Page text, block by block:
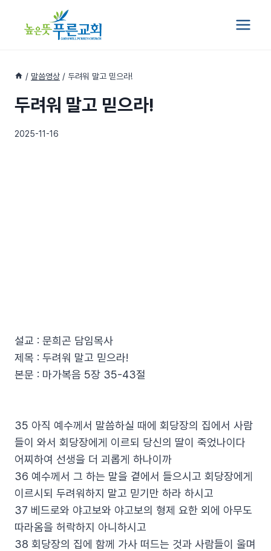
/ 말씀영상 / 두려워 말고 믿으라!
두려워 말고 믿으라!
2025-11-16
설교 : 문희곤 담임목사
제목 : 두려워 말고 믿으라!
본문 : 마가복음 5장 35-43절
35 아직 예수께서 말씀하실 때에 회당장의 집에서 사람
들이 와서 회당장에게 이르되 당신의 딸이 죽었나이다
어찌하여 선생을 더 괴롭게 하나이까
36 예수께서 그 하는 말을 곁에서 들으시고 회당장에게
이르시되 두려워하지 말고 믿기만 하라 하시고
37 베드로와 야고보와 야고보의 형제 요한 외에 아무도
따라옴을 허락하지 아니하시고
38 회당장의 집에 함께 가사 떠드는 것과 사람들이 울며